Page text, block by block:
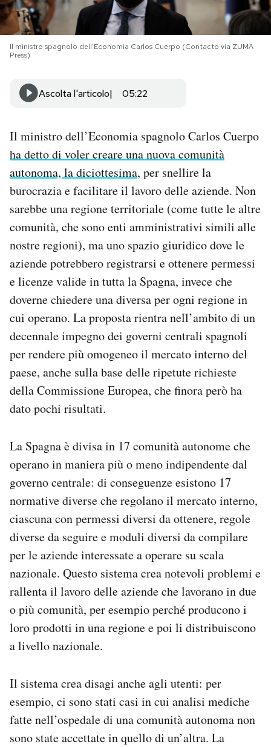
I MIEI PREFERITI
SHOP
CALENDARIO
AREA PERSONALE
Area Personale
Newsletter
Notifiche mobile
Regala il Post
Hai bisogno di aiuto?
Esci
Il ministro spagnolo dell'Economia Carlos Cuerpo (Contacto via ZUMA
Press)
Ascolta l'articolo 05:22
Il ministro dell’Economia spagnolo Carlos Cuerpo
ha detto di voler creare una nuova comunità
autonoma, la diciottesima, per snellire la
burocrazia e facilitare il lavoro delle aziende. Non
sarebbe una regione territoriale (come tutte le altre
comunità, che sono enti amministrativi simili alle
nostre regioni), ma uno spazio giuridico dove le
aziende potrebbero registrarsi e ottenere permessi
e licenze valide in tutta la Spagna, invece che
doverne chiedere una diversa per ogni regione in
cui operano. La proposta rientra nell’ambito di un
decennale impegno dei governi centrali spagnoli
per rendere più omogeneo il mercato interno del
paese, anche sulla base delle ripetute richieste
della Commissione Europea, che finora però ha
dato pochi risultati.
La Spagna è divisa in 17 comunità autonome che
operano in maniera più o meno indipendente dal
governo centrale: di conseguenze esistono 17
normative diverse che regolano il mercato interno,
ciascuna con permessi diversi da ottenere, regole
diverse da seguire e moduli diversi da compilare
per le aziende interessate a operare su scala
nazionale. Questo sistema crea notevoli problemi e
rallenta il lavoro delle aziende che lavorano in due
o più comunità, per esempio perché producono i
loro prodotti in una regione e poi li distribuiscono
a livello nazionale.
Il sistema crea disagi anche agli utenti: per
esempio, ci sono stati casi in cui analisi mediche
fatte nell’ospedale di una comunità autonoma non
sono state accettate in quello di un’altra. La